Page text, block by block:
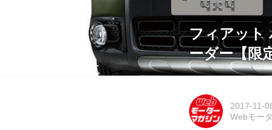
フィアット
ーダー【限
2017-11-
Webモー